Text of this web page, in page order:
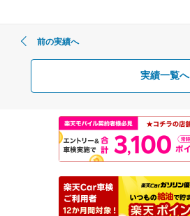
前の実績へ
実績一覧へ